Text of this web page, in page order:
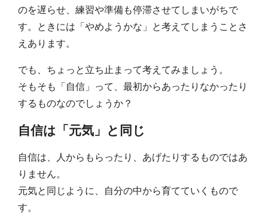
のを遅らせ、練習や準備も停滞させてしまいがちで
す。ときには「やめようかな」と考えてしまうことさ
えあります。
でも、ちょっと立ち止まって考えてみましょう。
そもそも「自信」って、最初からあったりなかったり
するものなのでしょうか？
自信は「元気」と同じ
自信は、人からもらったり、あげたりするものではあ
りません。
元気と同じように、自分の中から育てていくもので
す。